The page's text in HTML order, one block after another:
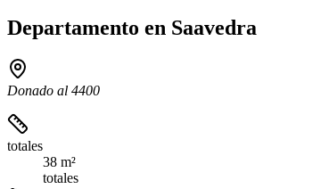
Departamento en Saavedra
Donado al 4400
totales
38 m²
totales